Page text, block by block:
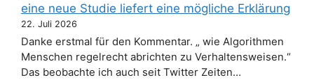
eine neue Studie liefert eine mögliche Erklärung
22. Juli 2026
Danke erstmal für den Kommentar. „ wie Algorithmen
Menschen regelrecht abrichten zu Verhaltensweisen.“
Das beobachte ich auch seit Twitter Zeiten…